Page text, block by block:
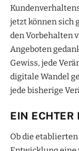
jetzt können sich
den Vorbehalten
Angeboten
Gewiss, jede
digitale Wandel
jede bisherige
EIN ECHTER
Ob die